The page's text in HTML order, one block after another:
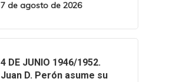
7 de agosto de 2026
4 DE JUNIO 1946/1952.
Juan D. Perón asume su